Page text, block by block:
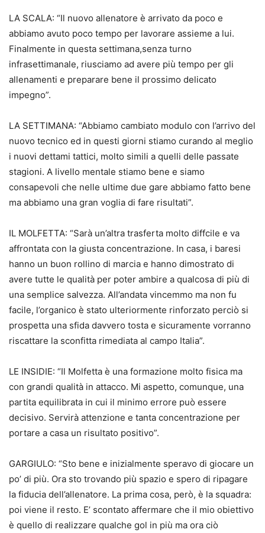
LA SCALA: “Il nuovo allenatore è arrivato da poco e
abbiamo avuto poco tempo per lavorare assieme a lui.
Finalmente in questa settimana,senza turno
infrasettimanale, riusciamo ad avere più tempo per gli
allenamenti e preparare bene il prossimo delicato
impegno”.
LA SETTIMANA: “Abbiamo cambiato modulo con l’arrivo del
nuovo tecnico ed in questi giorni stiamo curando al meglio
i nuovi dettami tattici, molto simili a quelli delle passate
stagioni. A livello mentale stiamo bene e siamo
consapevoli che nelle ultime due gare abbiamo fatto bene
ma abbiamo una gran voglia di fare risultati”.
IL MOLFETTA: “Sarà un’altra trasferta molto diffcile e va
affrontata con la giusta concentrazione. In casa, i baresi
hanno un buon rollino di marcia e hanno dimostrato di
avere tutte le qualità per poter ambire a qualcosa di più di
una semplice salvezza. All’andata vincemmo ma non fu
facile, l’organico è stato ulteriormente rinforzato perciò si
prospetta una sfida davvero tosta e sicuramente vorranno
riscattare la sconfitta rimediata al campo Italia”.
LE INSIDIE: “Il Molfetta è una formazione molto fisica ma
con grandi qualità in attacco. Mi aspetto, comunque, una
partita equilibrata in cui il minimo errore può essere
decisivo. Servirà attenzione e tanta concentrazione per
portare a casa un risultato positivo”.
GARGIULO: “Sto bene e inizialmente speravo di giocare un
po’ di più. Ora sto trovando più spazio e spero di ripagare
la fiducia dell’allenatore. La prima cosa, però, è la squadra:
poi viene il resto. E’ scontato affermare che il mio obiettivo
è quello di realizzare qualche gol in più ma ora ciò